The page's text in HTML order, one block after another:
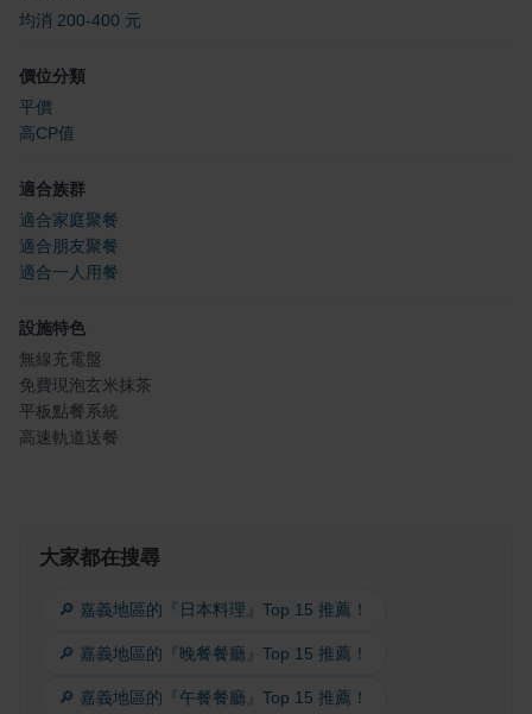
均消 200-400 元
價位分類
平價
高CP值
適合族群
適合家庭聚餐
適合朋友聚餐
適合一人用餐
設施特色
無線充電盤
免費現泡玄米抹茶
平板點餐系統
高速軌道送餐
大家都在搜尋
🔎 嘉義地區的『日本料理』Top 15 推薦！
🔎 嘉義地區的『晚餐餐廳』Top 15 推薦！
🔎 嘉義地區的『午餐餐廳』Top 15 推薦！